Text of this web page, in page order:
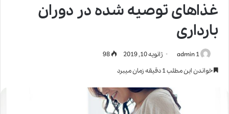
غذاهای توصیه شده در دوران
بارداری
admin 1 ژانویه 10, 2019
خواندن این مطلب 1 دقیقه زمان میبرد